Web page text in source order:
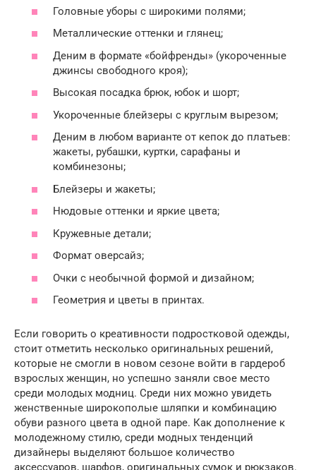
Головные уборы с широкими полями;
Металлические оттенки и глянец;
Деним в формате «бойфренды» (укороченные
джинсы свободного кроя);
Высокая посадка брюк, юбок и шорт;
Укороченные блейзеры с круглым вырезом;
Деним в любом варианте от кепок до платьев:
жакеты, рубашки, куртки, сарафаны и
комбинезоны;
Блейзеры и жакеты;
Нюдовые оттенки и яркие цвета;
Кружевные детали;
Формат оверсайз;
Очки с необычной формой и дизайном;
Геометрия и цветы в принтах.
Если говорить о креативности подростковой одежды,
стоит отметить несколько оригинальных решений,
которые не смогли в новом сезоне войти в гардероб
взрослых женщин, но успешно заняли свое место
среди молодых модниц. Среди них можно увидеть
женственные широкополые шляпки и комбинацию
обуви разного цвета в одной паре. Как дополнение к
молодежному стилю, среди модных тенденций
дизайнеры выделяют большое количество
аксессуаров, шарфов, оригинальных сумок и рюкзаков.